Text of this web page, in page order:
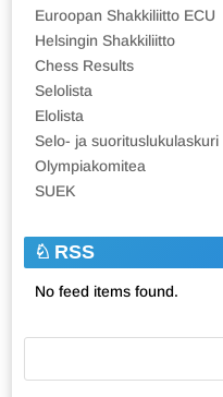
Euroopan Shakkiliitto ECU
Helsingin Shakkiliitto
Chess Results
Selolista
Elolista
Selo- ja suorituslukulaskuri
Olympiakomitea
SUEK
RSS
No feed items found.